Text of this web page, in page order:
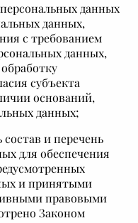
данных
данных,
с требованием
данных,
субъекта
оснований,
данных;
и перечень
для обеспечения
и принятыми
правовыми
Законом